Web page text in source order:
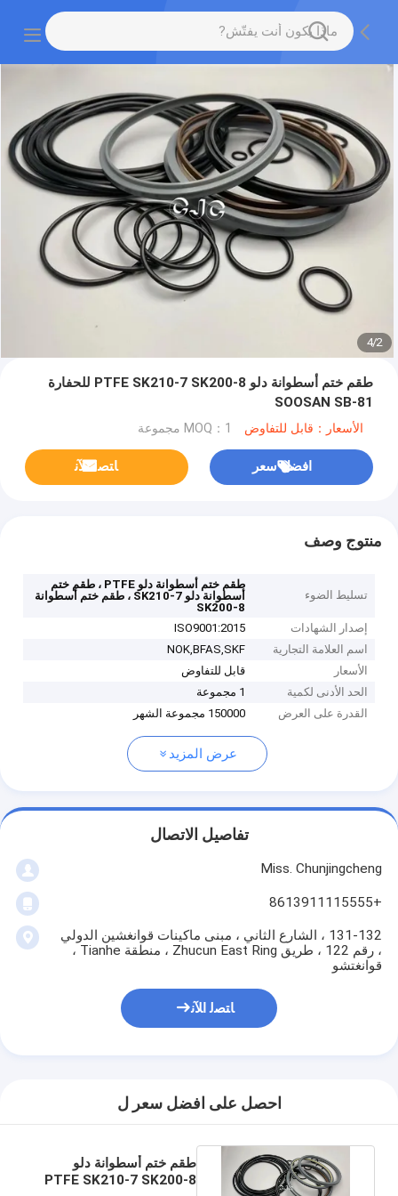
2
/
4
طقم ختم أسطوانة دلو PTFE SK210-7 SK200-8 للحفارة
SOOSAN SB-81
الأسعار：قابل للتفاوض MOQ：1 مجموعة
افضل سعر ﺎﺘﺼﻟ ﺍﻶﻧ
منتوج وصف
تسليط الضوء
طقم ختم أسطوانة دلو PTFE ، طقم ختم
أسطوانة دلو SK210-7 ، طقم ختم أسطوانة
SK200-8
إصدار الشهادات
ISO9001:2015
اسم العلامة التجارية
NOK,BFAS,SKF
الأسعار
قابل للتفاوض
الحد الأدنى لكمية
1 مجموعة
القدرة على العرض
150000 مجموعة الشهر
عرض المزيد
تفاصيل الاتصال
Miss. Chunjingcheng
+8613911115555
131-132 ، الشارع الثاني ، مبنى ماكينات قوانغشين الدولي
، رقم 122 ، طريق Zhucun East Ring ، منطقة Tianhe ،
قوانغتشو
ﺎﺘﺼﻟ ﺍﻶﻧ
احصل على افضل سعر ل
طقم ختم أسطوانة دلو
PTFE SK210-7 SK200-8